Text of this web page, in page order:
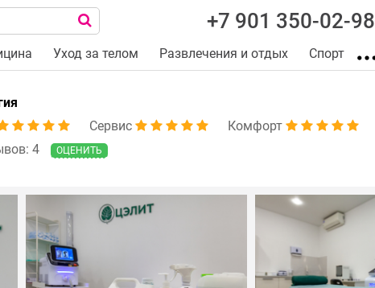
+7 901 350-02-98
Уход за телом Развлечения и отдых Спорт
Сервис
Комфорт
4
ОЦЕНИТЬ